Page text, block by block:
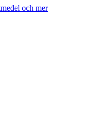
och mer